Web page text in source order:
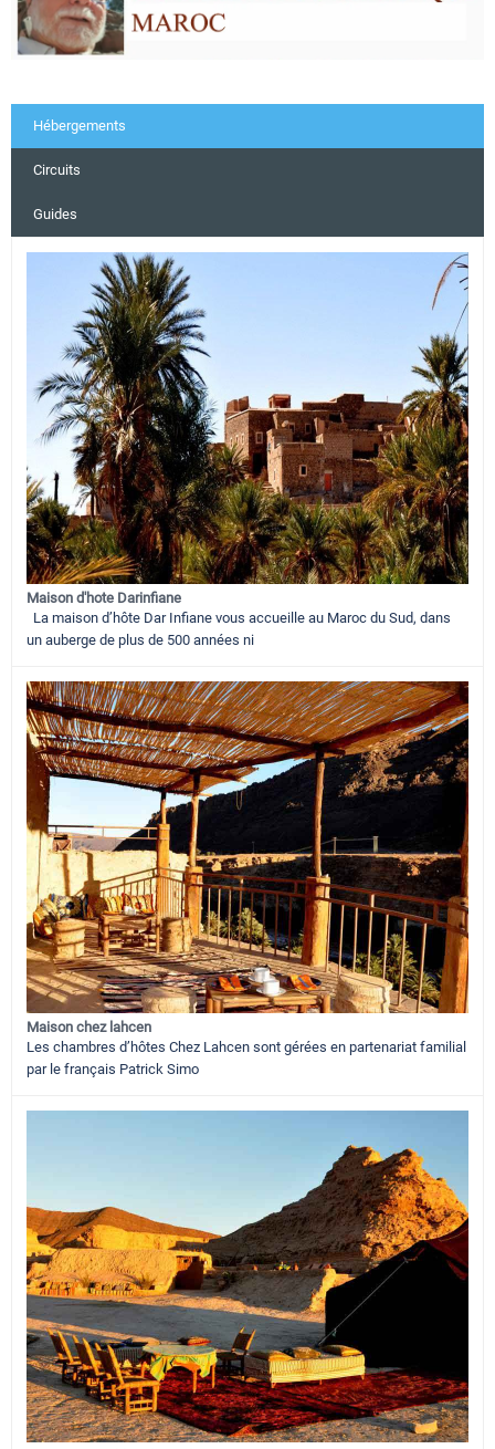
Hébergements
Circuits
Guides
Maison d'hote Darinfiane
La maison d’hôte Dar Infiane vous accueille au Maroc du Sud, dans
un auberge de plus de 500 années ni
Maison chez lahcen
Les chambres d’hôtes Chez Lahcen sont gérées en partenariat familial
par le français Patrick Simo